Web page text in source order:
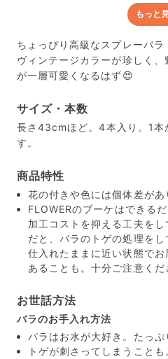
どんな梱包で届くの？
出荷前に水揚げ（花が水を吸
し、専用ボックスに丁寧に梱
きゅっとまとめられて一見窮
中の衝撃による折れや擦れを
もっと
ちょっぴり高級なスプレーバラ
ヴィンテージカラーが珍しく
が一層可愛くなるはず😍
サイズ・本数
長さ43cmほど。4本入り。1本
す。
商品特性
花の付きや色には個体差があ
FLOWERのブーケはできる
加工コストを抑える工夫を
だと、バラのトゲの処理を
仕入れたままに近い状態で
あることも。十分ご注意くだ
お世話方法
バラのお手入れ方法
バラはお水が大好き。たっぷ
トゲが刺さってしまうこと